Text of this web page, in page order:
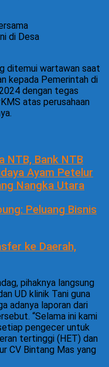
di Desa
ditemui wartawan saat
kepada Pemerintah di
dengan tegas
atas perusahaan
NTB, Bank NTB
Ayam Petelur
Nangka Utara
Peluang Bisnis
ke Daerah,
pihaknya langsung
UD klinik Tani guna
adanya laporan dari
“Selama ini kami
pengecer untuk
tertinggi (HET) dan
CV Bintang Mas yang